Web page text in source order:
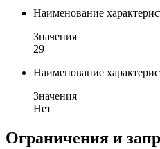
Наименование
Значения
29
Наименование
Значения
Нет
Ограничения и